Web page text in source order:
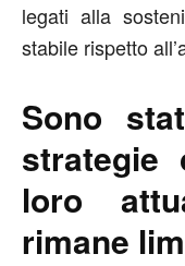
legati alla
stabile rispetto
Sono
strategie
loro
rimane